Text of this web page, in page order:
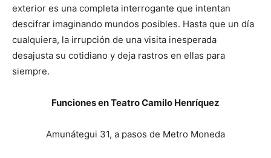
exterior es una completa interrogante que intentan
descifrar imaginando mundos posibles. Hasta que un día
cualquiera, la irrupción de una visita inesperada
desajusta su cotidiano y deja rastros en ellas para
siempre.
Funciones en Teatro Camilo Henríquez
Amunátegui 31, a pasos de Metro Moneda